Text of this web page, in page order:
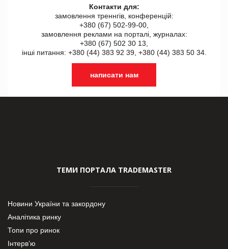
Контакти для:
замовлення треннгів, конференцій:
+380 (67) 502-99-00,
замовлення реклами на порталі, журналах:
+380 (67) 502 30 13,
інші питання: +380 (44) 383 92 39, +380 (44) 383 50 34.
написати нам
ТЕМИ ПОРТАЛА TRADEMASTER
Новини України та закордону
Аналітика ринку
Топи про ринок
Інтерв’ю